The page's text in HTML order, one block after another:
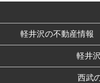
軽井沢の不動産情報
軽井
西武